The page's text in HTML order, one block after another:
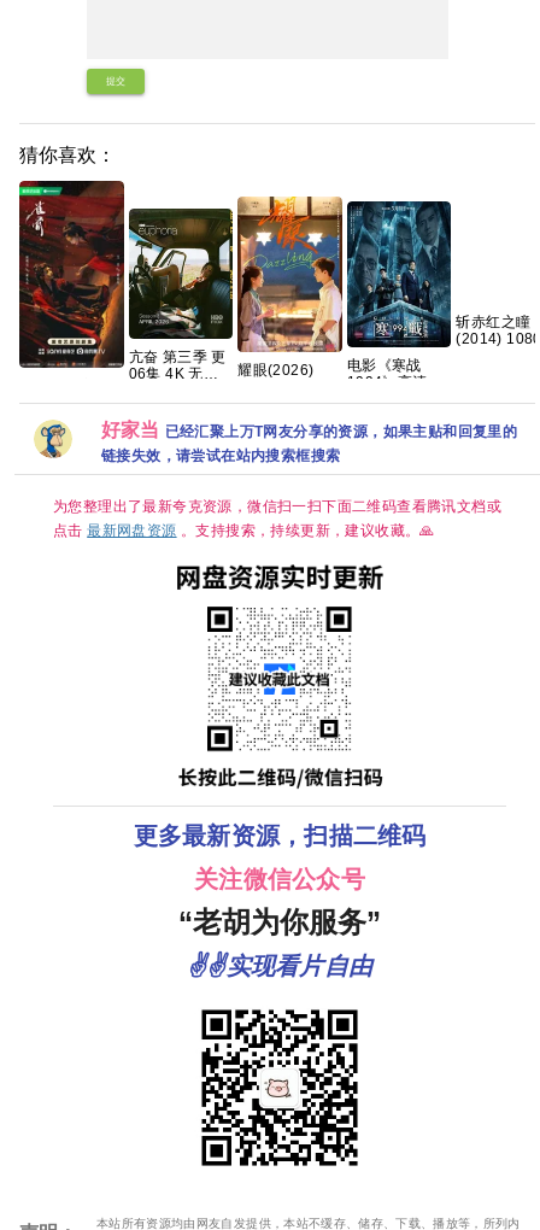
提交
猜你喜欢：
雀骨(2026)全
28集国语中字
1080P高码艾
米侯明昊古装
亢奋 第三季 更
06集 4K 无损
克百度网盘+】
耀眼(2026)
彤〕/4k+1080P
超清画质|简中
字幕/夸克/百度
网盘资源【单
集0.8～3GB】
电影《寒战
1994》高清免
斩赤红之瞳
(2014)
好家当 已经汇聚上万T网友分享的资源，如果主贴和回复里的
链接失效，请尝试在站内搜索框搜索
为您整理出了最新夸克资源，微信扫一扫下面二维码查看腾讯文档或
点击最新网盘资源 。支持搜索，持续更新，建议收藏。🙏
更多最新资源，扫描二维码
关注微信公众号
“老胡为你服务”
✌✌实现看片自由
本站所有资源均由网友自发提供，本站不缓存、储存、下载、播放等，所列内